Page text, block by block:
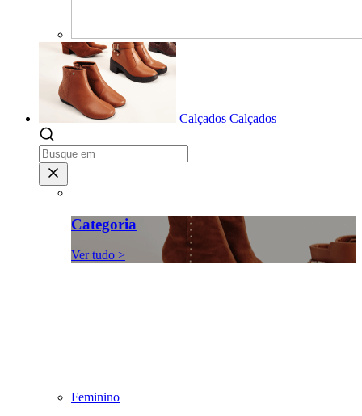
Calçados Calçados
Categoria
Ver tudo >
Feminino